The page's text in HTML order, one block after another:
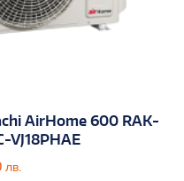
AirHome 600 RAK-
VJ18PHAE
лв.